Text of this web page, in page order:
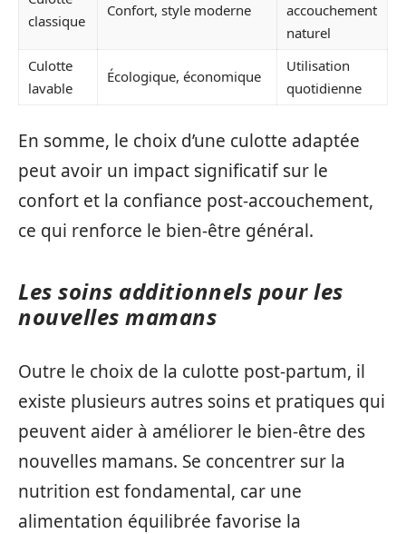
classique
Confort, style moderne
accouchement
naturel
Culotte
lavable
Écologique, économique
Utilisation
quotidienne
En somme, le choix d’une culotte adaptée
peut avoir un impact significatif sur le
confort et la confiance post-accouchement,
ce qui renforce le bien-être général.
Les soins additionnels pour les
nouvelles mamans
Outre le choix de la culotte post-partum, il
existe plusieurs autres soins et pratiques qui
peuvent aider à améliorer le bien-être des
nouvelles mamans. Se concentrer sur la
nutrition est fondamental, car une
alimentation équilibrée favorise la